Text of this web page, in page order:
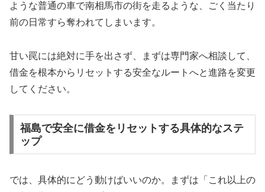
ような普通の車で南相馬市の街を走るような、ごく当たり
前の日常すら奪われてしまいます。
甘い罠には絶対に手を出さず、まずは専門家へ相談して、
借金を根本からリセットする安全なルートへと進路を変更
してください。
福島で安全に借金をリセットする具体的なステ
ップ
では、具体的にどう動けばいいのか。まずは「これ以上の